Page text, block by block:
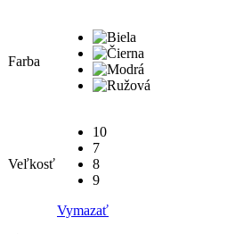
Farba
Veľkosť
10
7
8
9
Vymazať